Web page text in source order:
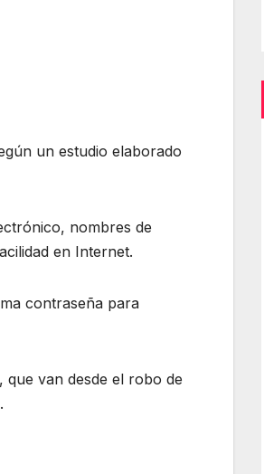
un estudio elaborado
nombres de
en Internet.
contraseña para
que van desde el robo de